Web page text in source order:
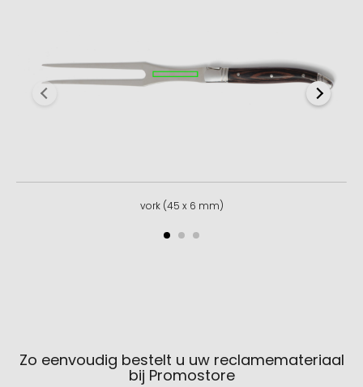
vork (45 x 6 mm)
Zo eenvoudig bestelt u uw reclamemateriaal
bij Promostore